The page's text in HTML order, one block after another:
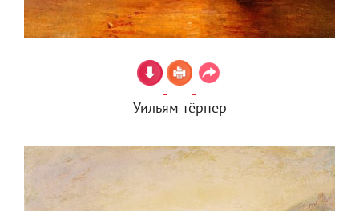
Уильям тёрнер